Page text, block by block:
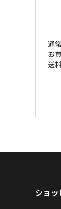
通
お
送
ショ